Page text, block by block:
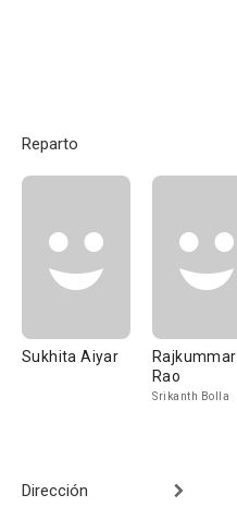
Reparto
Sukhita Aiyar
Rajkummar
Rao
Srikanth Bolla
Dirección